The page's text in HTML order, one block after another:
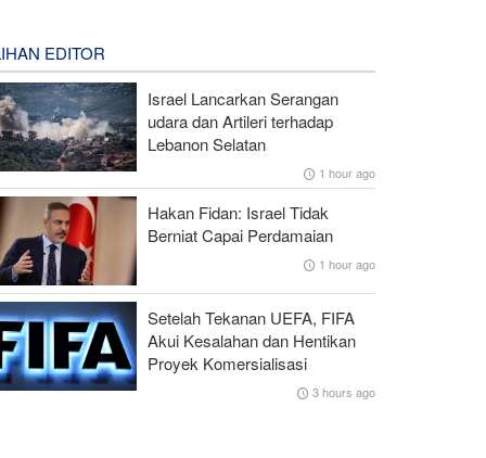
EDITOR
Israel Lancarkan Serangan
udara dan Artileri terhadap
Lebanon Selatan
1 hour ago
Hakan Fidan: Israel Tidak
Berniat Capai Perdamaian
1 hour ago
Setelah Tekanan UEFA, FIFA
Akui Kesalahan dan Hentikan
Proyek Komersialisasi
3 hours ago